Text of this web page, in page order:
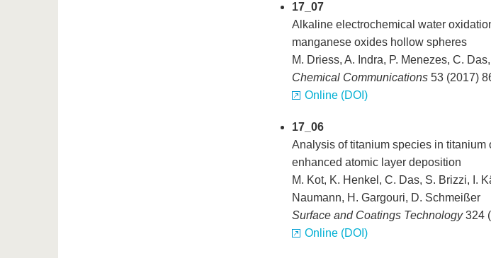
17_07
Alkaline electrochemical water
manganese oxides hollow spheres
M. Driess, A. Indra, P. Menezes, C.
Chemical Communications 53 (2017)
Online (DOI)
17_06
Analysis of titanium species in
enhanced atomic layer deposition
M. Kot, K. Henkel, C. Das, S. Brizzi, I.
Naumann, H. Gargouri, D. Schmeißer
Surface and Coatings Technology324
Online (DOI)